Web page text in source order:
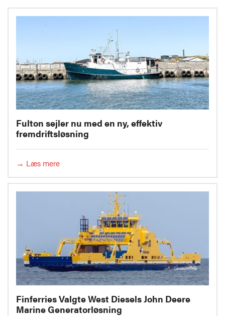
Fulton sejler nu med en ny, effektiv
fremdriftsløsning
→ Læs mere
Finferries Valgte West Diesels John Deere
Marine Generatorløsning